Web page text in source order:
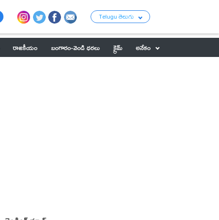
Telugu తెలుగు
రాజకీయం బంగారం-వెండి ధరలు క్రైమ్
అనేకం